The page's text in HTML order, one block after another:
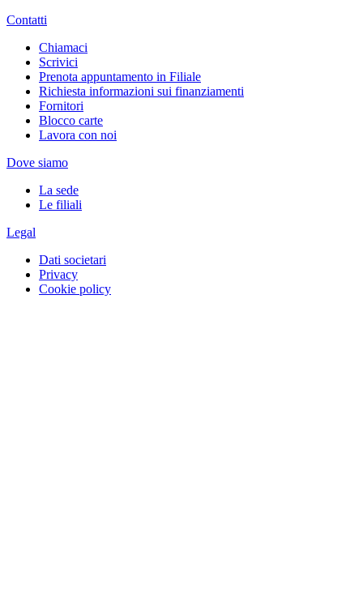
Contatti
Chiamaci
Scrivici
Prenota appuntamento in Filiale
Richiesta informazioni sui finanziamenti
Fornitori
Blocco carte
Lavora con noi
Dove siamo
La sede
Le filiali
Legal
Dati societari
Privacy
Cookie policy